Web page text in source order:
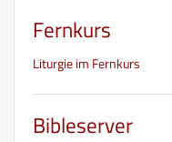
Fernkurs
Liturgie im Fernkurs
Bibleserver